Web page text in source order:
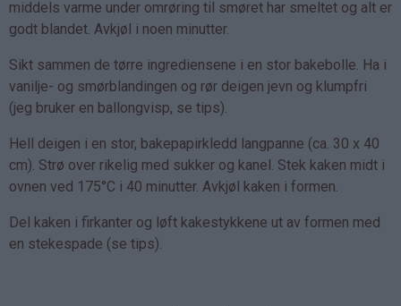
middels varme under omrøring til smøret har smeltet og alt er
godt blandet. Avkjøl i noen minutter.
Sikt sammen de tørre ingrediensene i en stor bakebolle. Ha i
vanilje- og smørblandingen og rør deigen jevn og klumpfri
(jeg bruker en ballongvisp, se tips).
Hell deigen i en stor, bakepapirkledd langpanne (ca. 30 x 40
cm). Strø over rikelig med sukker og kanel. Stek kaken midt i
ovnen ved 175°C i 40 minutter. Avkjøl kaken i formen.
Del kaken i firkanter og løft kakestykkene ut av formen med
en stekespade (se tips).